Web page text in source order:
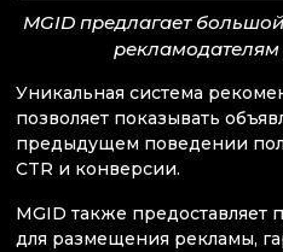
MGID предлагает
Уникальная система
позволяет показывать
предыдущем поведении
CTR и конверсии.
MGID также
для размещения рекламы,